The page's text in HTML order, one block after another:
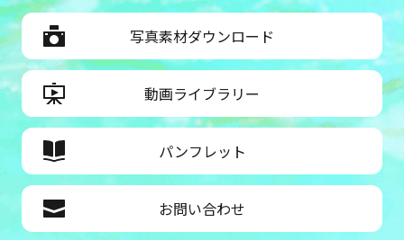
写真素材ダウンロード
動画ライブラリー
パンフレット
お問い合わせ